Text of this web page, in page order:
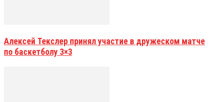
Алексей Текслер принял участие в дружеском матче
по баскетболу 3×3